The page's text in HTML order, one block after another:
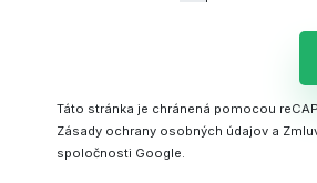
Táto stránka je chránená pomocou
Zásady ochrany osobných údajov a
spoločnosti Google.